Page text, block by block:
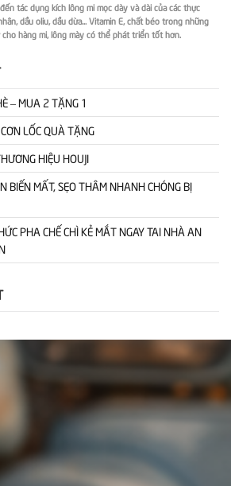
tác dụng kích lông mi mọc dày và dài của các thực
dầu oliu, dầu dừa... Vitamin E, chất béo trong những
cho hàng mi, lông mày có thể phát triển tốt hơn.
– MUA 2 TẶNG 1
LỐC QUÀ TẶNG
HIỆU HOUJI
BIẾN MẤT, SẸO THÂM NHANH CHÓNG BỊ
PHA CHẾ CHÌ KẺ MẮT NGAY TAI NHÀ AN